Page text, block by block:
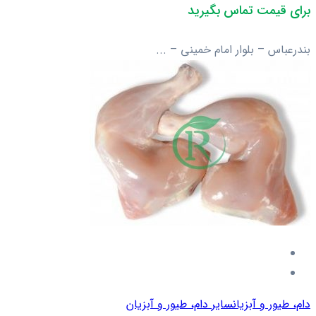
برای قیمت تماس بگیرید
بندرعباس – بلوار امام خمینی – ...
دام، طیور و آبزیانسایر دام، طیور و آبزیان